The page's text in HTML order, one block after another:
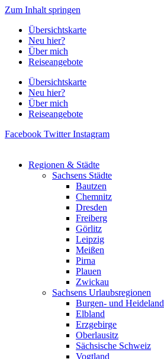
Zum Inhalt springen
Übersichtskarte
Neu hier?
Über mich
Reiseangebote
Übersichtskarte
Neu hier?
Über mich
Reiseangebote
Facebook Twitter Instagram
Regionen & Städte
Sachsens Städte
Bautzen
Chemnitz
Dresden
Freiberg
Görlitz
Leipzig
Meißen
Pirna
Plauen
Zwickau
Sachsens Urlaubsregionen
Burgen- und Heideland
Elbland
Erzgebirge
Oberlausitz
Sächsische Schweiz
Vogtland